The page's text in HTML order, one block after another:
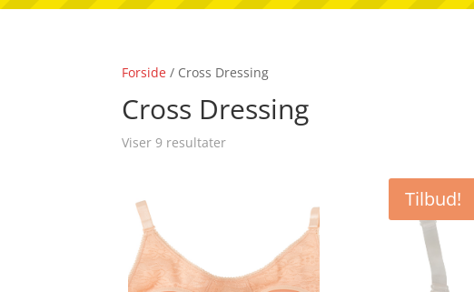
Forside / Cross Dressing
Cross Dressing
Viser 9 resultater
Tilbud!